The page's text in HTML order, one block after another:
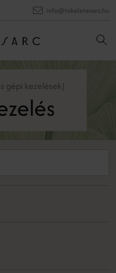
info@tokeletesarc.hu
gépi kezelések|